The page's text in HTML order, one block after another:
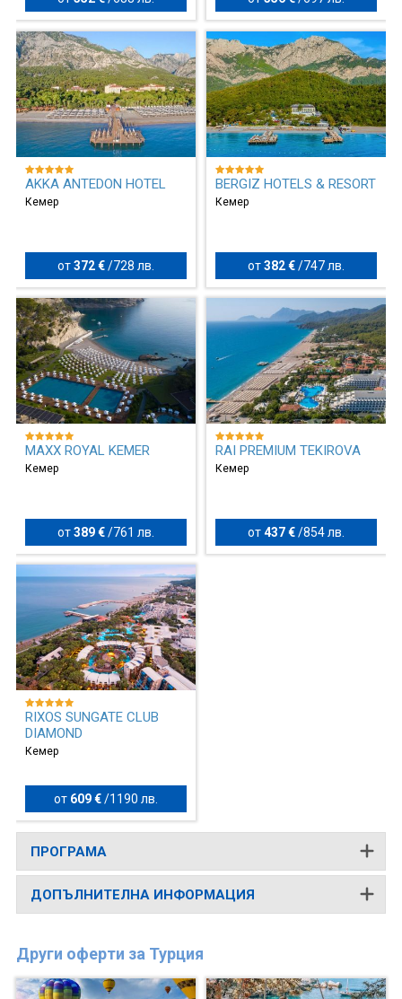
AKKA ANTEDON HOTEL
Кемер
от372 € / 728 лв.
BERGIZ HOTELS & RESORT
Кемер
от382 €/ 747 лв.
MAXX ROYAL KEMER
Кемер
от389 € / 761 лв.
RAI PREMIUM TEKIROVA
Кемер
от437 €/854 лв.
RIXOS SUNGATE CLUB
DIAMOND
Кемер
от 609 € / 1190 лв.
ПРОГРАМА
ДОПЪЛНИТЕЛНА ИНФОРМАЦИЯ
Други оферти за Турция